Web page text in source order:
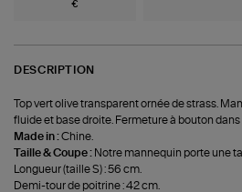
€
DESCRIPTION
Top vert olive transparent ornée de strass.
fluide et base droite. Fermeture à bouton dans
Made in :Chine.
Taille & Coupe : Notre mannequin porte une
Longueur (taille S) : 56 cm.
Demi-tour de poitrine : 42 cm.